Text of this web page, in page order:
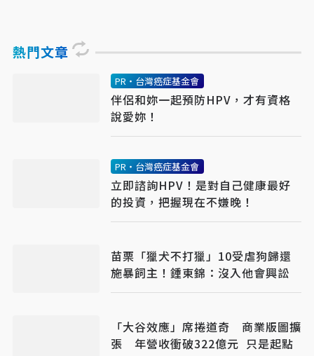
熱門文章
PR・台灣癌症基金會
伴侶和妳一起預防HPV，才有資格
說愛妳！
PR・台灣癌症基金會
立即諮詢HPV！是對自己健康最好
的投資，把握現在不嫌晚！
苗栗「獵犬不打獵」10受虐狗歸還
施暴飼主！鍾東錦：沒入他會興訟
「大谷效應」席捲道奇 商業版圖擴
張 年營收衝破322億元 只是起點